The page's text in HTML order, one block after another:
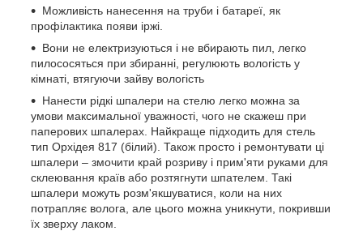
Можливість нанесення на труби і батареї, як
профілактика появи іржі.
Вони не електризуються і не вбирають пил, легко
пилососяться при збиранні, регулюють вологість у
кімнаті, втягуючи зайву вологість
Нанести рідкі шпалери на стелю легко можна за
умови максимальної уважності, чого не скажеш при
паперових шпалерах. Найкраще підходить для стель
тип Орхідея 817 (білий). Також просто і ремонтувати ці
шпалери – змочити край розриву і прим'яти руками для
склеювання країв або розтягнути шпателем. Такі
шпалери можуть розм'якшуватися, коли на них
потрапляє волога, але цього можна уникнути, покривши
їх зверху лаком.